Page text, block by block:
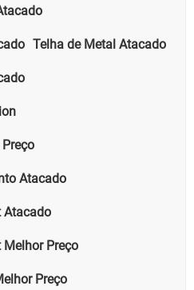
Telha de Metal Atacado
Atacado
Atacado
Preço
Preço